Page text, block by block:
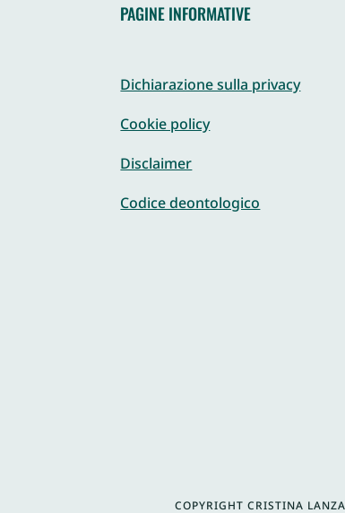
PAGINE INFORMATIVE
Dichiarazione sulla privacy
Cookie policy
Disclaimer
Codice deontologico
COPYRIGHT CRISTINA